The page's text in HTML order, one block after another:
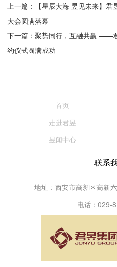
上一篇：【星辰大海 昱见未来】
大会圆满落幕
下一篇：聚势同行，互融共赢 ——
约仪式圆满成功
首页
走进君昱
昱闻中心
联系
地址：西安市高新区高新
电话：029-